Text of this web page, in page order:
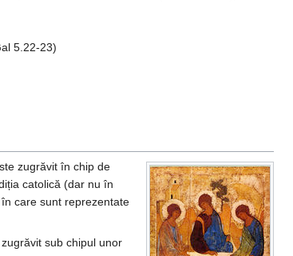
5.22-23)
zugrăvit în chip de
catolică (dar nu în
care sunt reprezentate
zugrăvit sub chipul unor